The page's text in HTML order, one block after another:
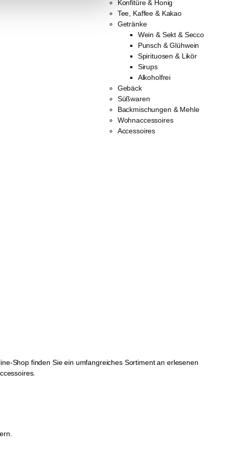
Konfitüre & Honig
Tee, Kaffee & Kakao
Getränke
Wein & Sekt & Secco
Punsch & Glühwein
Spirituosen & Likör
Sirups
Alkoholfrei
Gebäck
Süßwaren
Backmischungen & Mehle
Wohnaccessoires
Accessoires
Shop finden Sie ein umfangreiches Sortiment an erlesenen